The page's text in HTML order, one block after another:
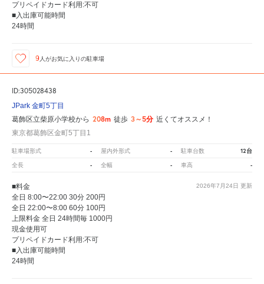
プリペイドカード利用:不可
■入出庫可能時間
24時間
9 人がお気に入りの駐車場
ID:305028438
JPark 金町5丁目
葛飾区立柴原小学校から 208m 徒歩 3～5分 近くてオススメ！
東京都葛飾区金町5丁目1
駐車場形式 - 屋内外形式 - 駐車台数 12台
全長 - 全幅 - 車高 -
2026年7月24日 更新
■料金
全日 8:00〜22:00 30分 200円
全日 22:00〜8:00 60分 100円
上限料金 全日 24時間毎 1000円
現金使用可
プリペイドカード利用:不可
■入出庫可能時間
24時間